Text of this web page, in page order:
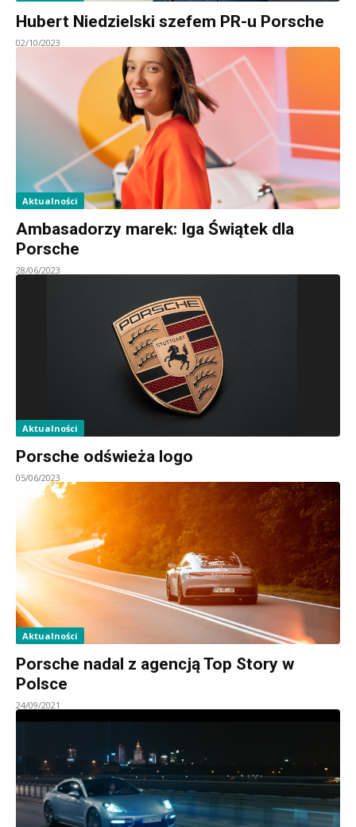
Hubert Niedzielski szefem PR-u Porsche
02/10/2023
Aktualności
Ambasadorzy marek: Iga Świątek dla
Porsche
28/06/2023
Aktualności
Porsche odświeża logo
05/06/2023
Aktualności
Porsche nadal z agencją Top Story w
Polsce
24/09/2021